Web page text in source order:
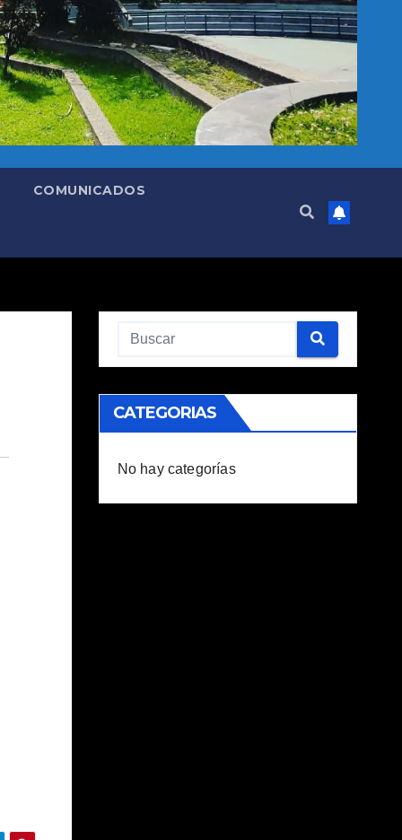
COMUNICADOS
CATEGORIAS
No hay categorías